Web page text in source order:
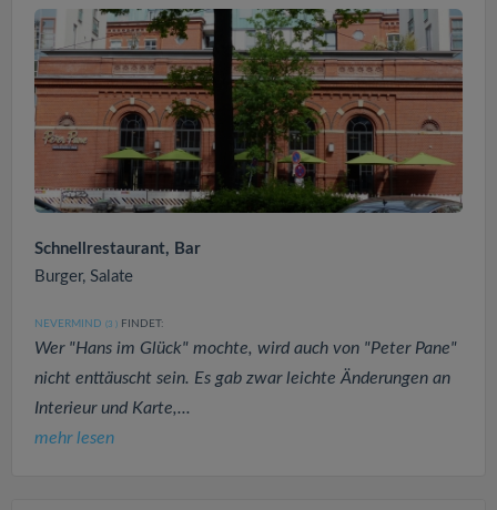
Schnellrestaurant, Bar
Burger, Salate
NEVERMIND (3 ) FINDET:
Wer "Hans im Glück" mochte, wird auch von "Peter Pane"
nicht enttäuscht sein. Es gab zwar leichte Änderungen an
Interieur und Karte,...
mehr lesen